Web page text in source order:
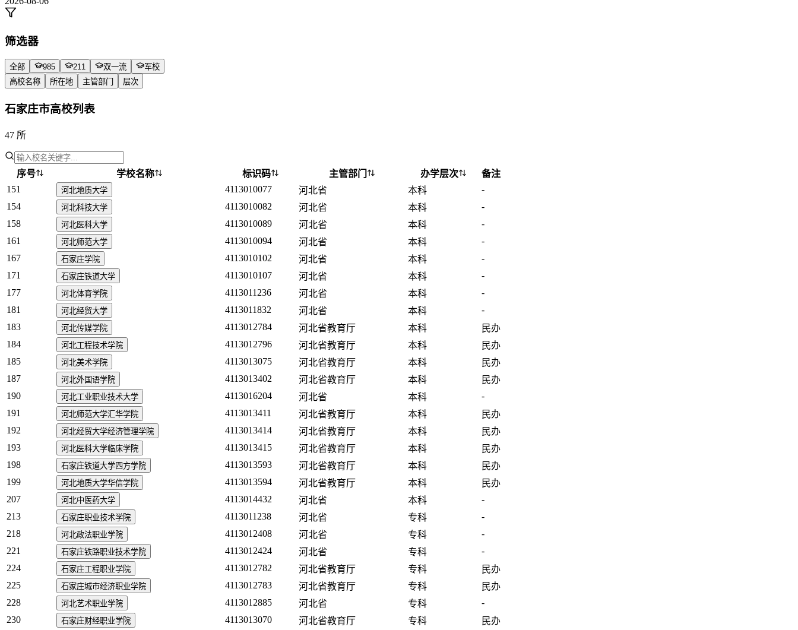
筛选器
全部 985 211 双一流
军校
高校名称
所在地 主管部门 层次
石家庄市高校列表
47 所
序号 学校名称 标识码 主管部门 办学层次
备注
151
河北地质大学 4113010077 河北省 本科
-
154
河北科技大学 4113010082 河北省 本科
-
158
河北医科大学 4113010089 河北省 本科
-
161
河北师范大学 4113010094 河北省 本科
-
167
石家庄学院 4113010102 河北省 本科
-
171
石家庄铁道大学 4113010107 河北省 本科
-
177
河北体育学院 4113011236 河北省 本科
-
181
河北经贸大学 4113011832 河北省 本科
-
183
河北传媒学院 4113012784 河北省教育厅 本科
民办
184
河北工程技术学院 4113012796 河北省教育厅 本科
民办
185
河北美术学院 4113013075 河北省教育厅 本科
民办
187
河北外国语学院 4113013402 河北省教育厅 本科
民办
190
河北工业职业技术大学 4113016204 河北省 本科
-
191
河北师范大学汇华学院 4113013411 河北省教育厅 本科
民办
192
河北经贸大学经济管理学院 4113013414 河北省教育厅 本科
民办
193
河北医科大学临床学院 4113013415 河北省教育厅 本科
民办
198
石家庄铁道大学四方学院 4113013593 河北省教育厅 本科
民办
199
河北地质大学华信学院 4113013594 河北省教育厅 本科
民办
207
河北中医药大学 4113014432 河北省 本科
-
213
石家庄职业技术学院 4113011238 河北省 专科
-
218
河北政法职业学院 4113012408 河北省 专科
-
221
石家庄铁路职业技术学院 4113012424 河北省 专科
-
224
石家庄工程职业学院 4113012782 河北省教育厅 专科
民办
225
石家庄城市经济职业学院 4113012783 河北省教育厅 专科
民办
228
河北艺术职业学院 4113012885 河北省 专科
-
230
石家庄财经职业学院 4113013070 河北省教育厅 专科
民办